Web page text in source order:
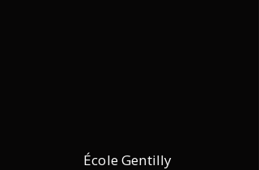
École Gentilly